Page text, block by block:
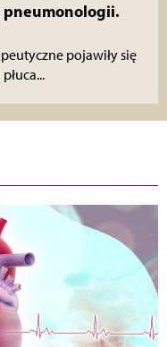
pneumonologii.
pojawiły się